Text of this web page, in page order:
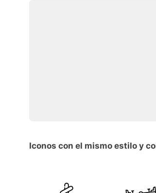
Iconos con el mismo estilo y